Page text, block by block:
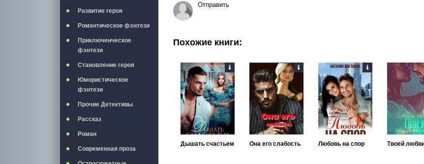
Развитие героя
Романтическое фэнтези
Приключенческое
фэнтези
Становление героя
Юмористическое
фэнтези
Прочие Детективы
Рассказ
Роман
Современная проза
Отправить
Похожие книги:
Дышать счастьем Она его слабость Любовь на спор